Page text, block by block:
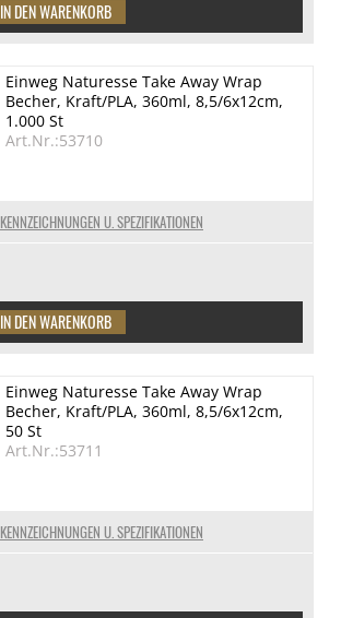
KENNZEICHNUNGEN U. SPEZIFIKATIONEN
Einweg Naturesse Take Away Wrap
Becher, Kraft/PLA, 360ml, 8,5/6x12cm,
1.000 St
Art.Nr.:53710
KENNZEICHNUNGEN U. SPEZIFIKATIONEN
Einweg Naturesse Take Away Wrap
Becher, Kraft/PLA, 360ml, 8,5/6x12cm,
50 St
Art.Nr.:53711